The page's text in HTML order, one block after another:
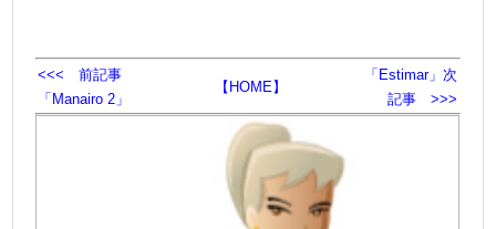
<<< 前記事
「Manairo 2」
【HOME】
「Estimar」次
記事 >>>